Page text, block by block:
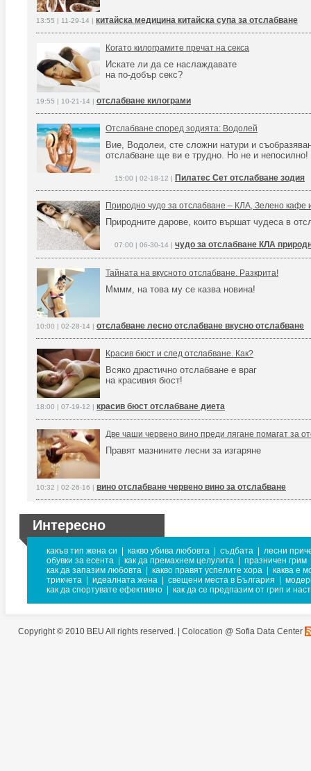
13:55 | 11-29-14 | китайска медицина китайска супа за отслабване
Когато килограмите пречат на секса
Искате ли да се наслаждавате
на по-добър секс?
19:55 | 10-21-14 | отслабване килограми
Отслабване според зодията: Водолей
Вие, Водолеи, сте сложни натури и
отслабване ще ви е трудно. Но не и непосилно!
15:00 | 02-18-12 | Пилатес Сет отслабване зодия
Природно чудо за отслабване – КЛА, Зелено кафе
Природните дарове, които вършат чудеса в
07:00 | 06-30-14 | чудо за отслабване КЛА
Тайната на вкусното отслабване. Разкрита!
Мммм, на това му се казва новина!
10:00 | 02-28-14 | отслабване лесно отслабване вкусно отслабване
Красив бюст и след отслабване. Как?
Всяко драстично отслабване е враг
на красивия бюст!
18:00 | 07-19-12 | красив бюст отслабване диета
Две чаши червено вино преди лягане помагат за
Правят мазнините лесни за изгаряне
10:32 | 02-26-16 | вино отслабване червено вино за отслабване
Интересно
какъв тип жена си какво убива любовта съдбата
лесни
обувки за есента
как да премахнем целулита
празничен грим
как да запазим любовта
какво правят успелите хора
каква е
трикчета
идеалната жена свещени места в България
как да спортувате ефективно
как да се предпазим от грип и
Copyright © 2010 BEU All rights reserved. | Colocation @ Sofia Data Center